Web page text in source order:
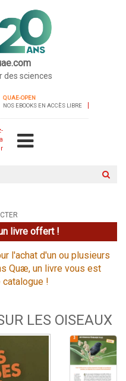
des sciences
QUAE-OPEN
NOS EBOOKS EN ACCÈS LIBRE
livre offert !
l'achat d'un ou plusieurs
Quæ, un livre vous est
!
LES OISEAUX